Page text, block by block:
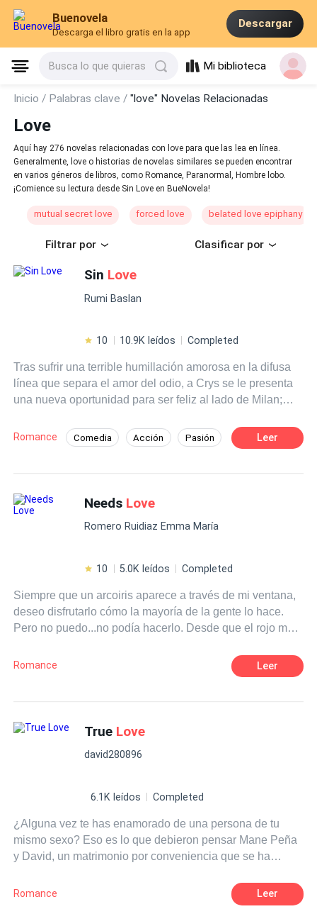
Buenovela
Descarga el libro gratis en la app
Descargar
Busca lo que quieras Mi biblioteca
Inicio / Palabras clave /"love" Novelas Relacionadas
Love
Aquí hay 276 novelas relacionadas con love para que las lea en línea.
Generalmente, love o historias de novelas similares se pueden encontrar
en varios géneros de libros, como Romance, Paranormal, Hombre lobo.
¡Comience su lectura desde Sin Love en BueNovela!
mutual secret love forced love belated love epiphany
Filtrar por Clasificar por
Sin Love
Rumi Baslan
10 10.9K leídos Completed
Tras sufrir una terrible humillación amorosa en la difusa
línea que separa el amor del odio, a Crys se le presenta
una nueva oportunidad para ser feliz al lado de Milan;
corazón, haciendo todo lo posible por alejarla de Bastian
Woodwryn. Mientras que el mismo Bastian tiene claro
Bellowk. Lo que no sabe es que ella está decidida a no
perder ni a doblegarse ante él. Un nuevo ciclo escolar,
nuevos personajes, un misterioso enemigo aparece y una
¿Conseguirán Crys y Bastian sobrevivir a este nuevo
ante las tentaciones y pasiones más profundas de su
amor?
Romance Comedia Acción Pasión Leer
Needs Love
Romero Ruidiaz Emma María
10 5.0K leídos Completed
Siempre que un arcoiris aparece a través de mi ventana,
deseo disfrutarlo cómo la mayoría de la gente lo hace.
Pero no puedo...no podía hacerlo. Desde que el rojo me
verde a tu suéter de rayas, y el rosa a tus mejillas.
Romance Leer
True Love
david280896
6.1K leídos Completed
¿Alguna vez te has enamorado de una persona de tu
mismo sexo? Eso es lo que debieron pensar Mane Peña
y David, un matrimonio por conveniencia que se ha
Mane, el hombre de la casa, está roto por dentro, y David,
David ni siquiera sabe lo que significa sentir debido a su
Romance Leer